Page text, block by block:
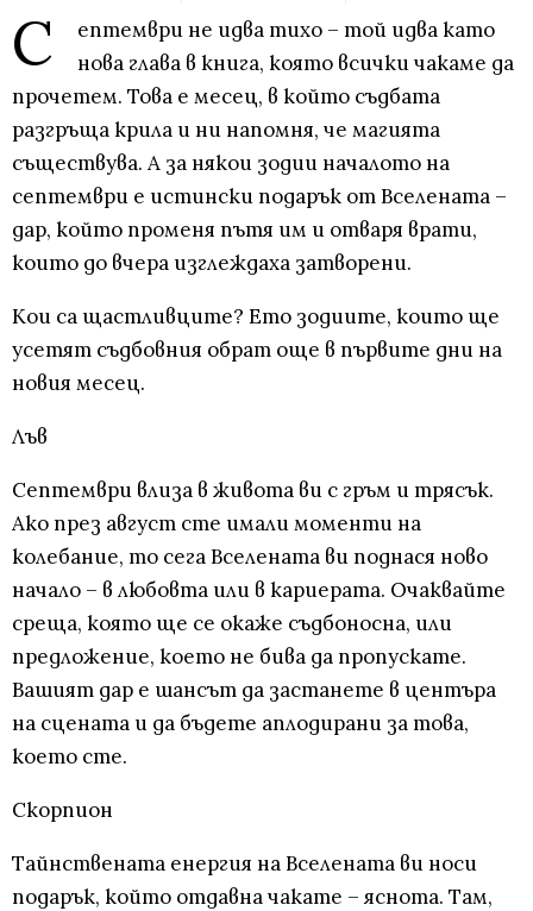
С
ептември не идва тихо – той идва като
нова глава в книга, която всички чакаме да
прочетем. Това е месец, в който съдбата
разгръща крила и ни напомня, че магията
съществува. А за някои зодии началото на
септември е истински подарък от Вселената –
дар, който променя пътя им и отваря врати,
които до вчера изглеждаха затворени.
Кои са щастливците? Ето зодиите, които ще
усетят съдбовния обрат още в първите дни на
новия месец.
Лъв
Септември влиза в живота ви с гръм и трясък.
Ако през август сте имали моменти на
колебание, то сега Вселената ви поднася ново
начало – в любовта или в кариерата. Очаквайте
среща, която ще се окаже съдбоносна, или
предложение, което не бива да пропускате.
Вашият дар е шансът да застанете в центъра
на сцената и да бъдете аплодирани за това,
което сте.
Скорпион
Тайнствената енергия на Вселената ви носи
подарък, който отдавна чакате – яснота. Там,